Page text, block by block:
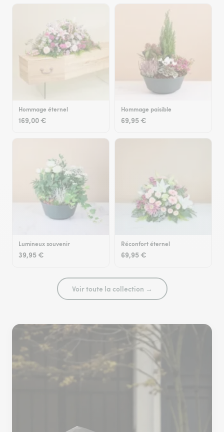
Hommage éternel
169,00 €
Hommage paisible
69,95 €
Lumineux souvenir
39,95 €
Réconfort éternel
69,95 €
Voir toute la collection →